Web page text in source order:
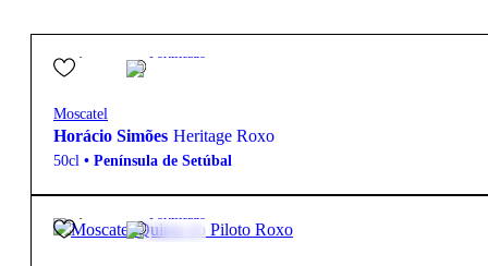
21,90€ Fortificado
Moscatel
Horácio Simões Heritage Roxo
50cl • Península de Setúbal
16,25€ Fortificado